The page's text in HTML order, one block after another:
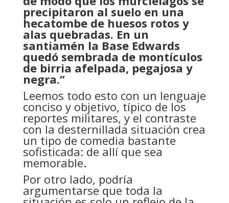
precipitaron al suelo en una
hecatombe de huesos rotos y
alas quebradas. En un
santiamén la Base Edwards
quedó sembrada de montículos
de birria afelpada, pegajosa y
negra.”
Leemos todo esto con un lenguaje
conciso y objetivo, típico de los
reportes militares, y el contraste
con la desternillada situación crea
un tipo de comedia bastante
sofisticada: de allí que sea
memorable.
Por otro lado, podría
argumentarse que toda la